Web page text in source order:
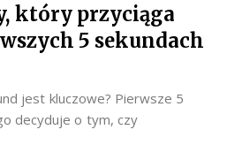
który przyciąga
5 sekundach
jest kluczowe? Pierwsze 5
decyduje o tym, czy